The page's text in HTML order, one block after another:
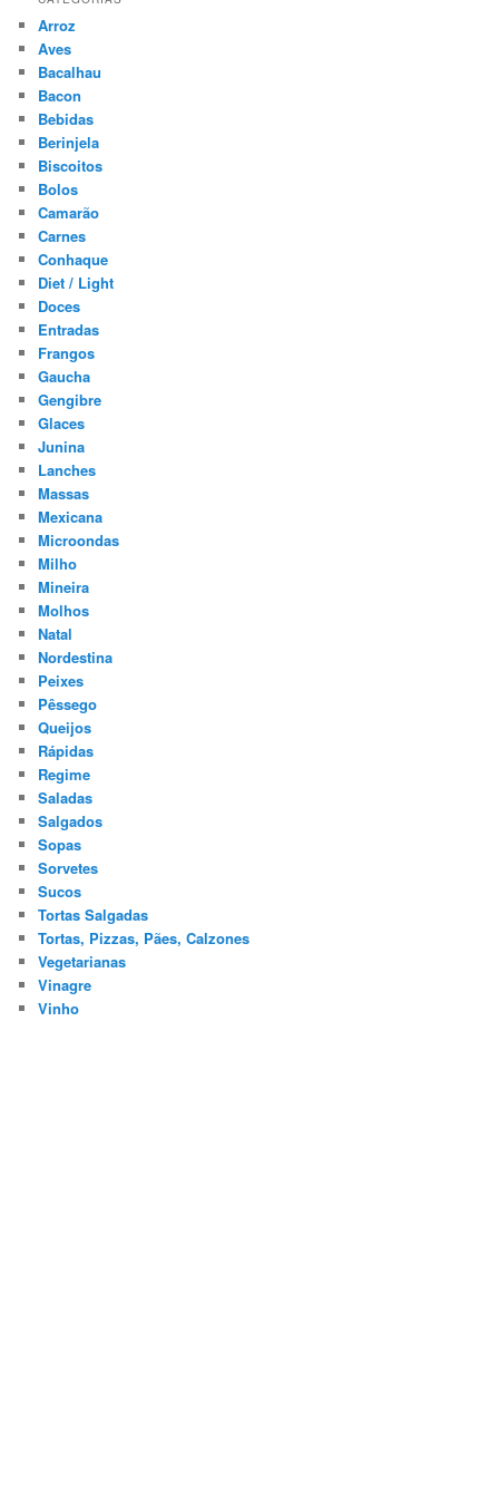
Arroz
Aves
Bacalhau
Bacon
Bebidas
Berinjela
Biscoitos
Bolos
Camarão
Carnes
Conhaque
Diet / Light
Doces
Entradas
Frangos
Gaucha
Gengibre
Glaces
Junina
Lanches
Massas
Mexicana
Microondas
Milho
Mineira
Molhos
Natal
Nordestina
Peixes
Pêssego
Queijos
Rápidas
Regime
Saladas
Salgados
Sopas
Sorvetes
Sucos
Tortas Salgadas
Tortas, Pizzas, Pães, Calzones
Vegetarianas
Vinagre
Vinho